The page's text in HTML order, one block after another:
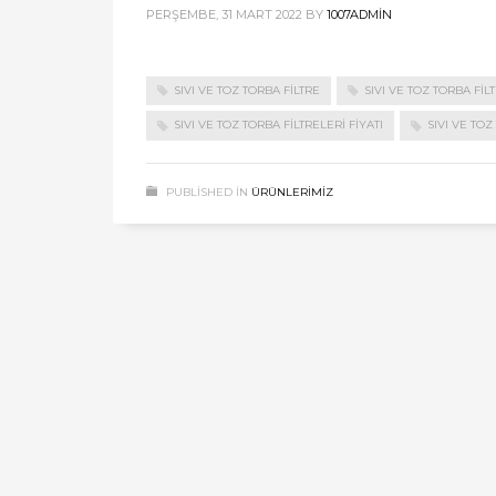
PERŞEMBE, 31 MART 2022 BY 1007ADMIN
SIVI VE TOZ TORBA FİLTRE SIVI VE TOZ TORBA
SIVI VE TOZ TORBA FİLTRELERİ FİYATI SIVI VE TOZ
PUBLISHED IN ÜRÜNLERIMIZ